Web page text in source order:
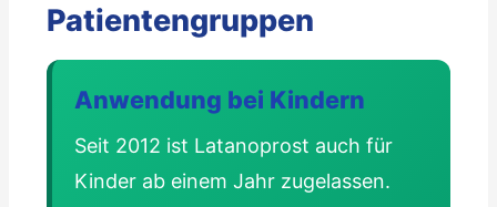
Patientengruppen
Anwendung bei Kindern
Seit 2012 ist Latanoprost auch für
Kinder ab einem Jahr zugelassen.